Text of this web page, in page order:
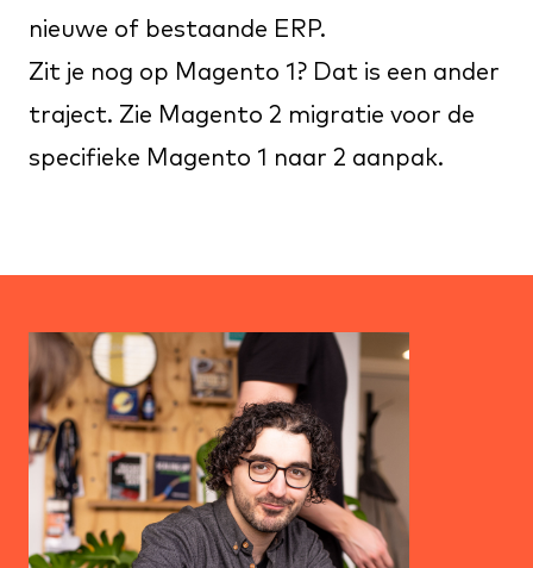
nieuwe of bestaande ERP.
Zit je nog op Magento 1? Dat is een ander
traject. Zie Magento 2 migratie voor de
specifieke Magento 1 naar 2 aanpak.